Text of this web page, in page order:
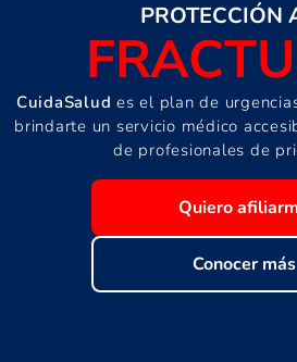
PROTECCIÓN
CuidaSalud es el plan de
brindarte un servicio médico
de profesionales de
Quiero
Conocer más